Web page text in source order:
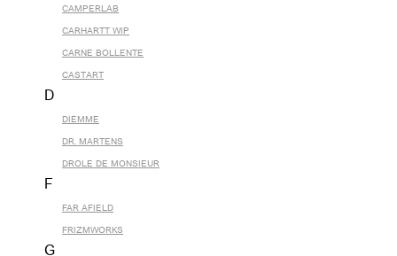
CAMPERLAB
CARHARTT WIP
CARNE BOLLENTE
CASTART
D
DIEMME
DR. MARTENS
DROLE DE MONSIEUR
F
FAR AFIELD
FRIZMWORKS
G